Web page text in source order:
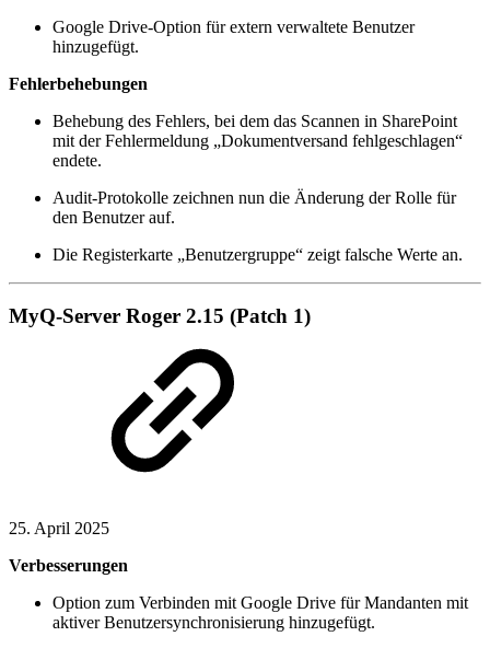
Google Drive-Option für extern verwaltete Benutzer
hinzugefügt.
Fehlerbehebungen
Behebung des Fehlers, bei dem das Scannen in SharePoint
mit der Fehlermeldung „Dokumentversand fehlgeschlagen“
endete.
Audit-Protokolle zeichnen nun die Änderung der Rolle für
den Benutzer auf.
Die Registerkarte „Benutzergruppe“ zeigt falsche Werte an.
MyQ-Server Roger 2.15 (Patch 1)
25. April 2025
Verbesserungen
Option zum Verbinden mit Google Drive für Mandanten mit
aktiver Benutzersynchronisierung hinzugefügt.